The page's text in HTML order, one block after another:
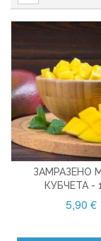
ЗАМРАЗЕНО
КУБЧЕТА -
5,90 €